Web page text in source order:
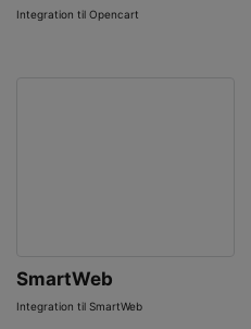
Integration til Opencart
SmartWeb
Integration til SmartWeb